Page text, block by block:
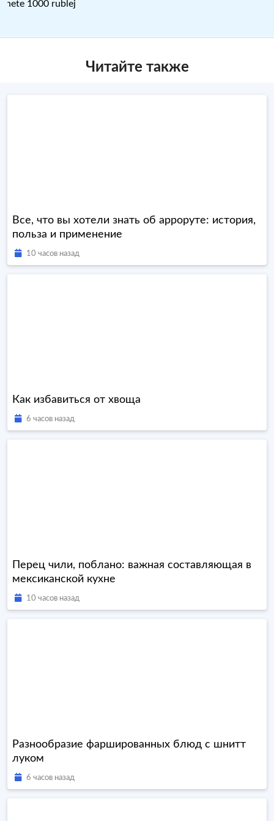
Читайте также
Все, что вы хотели знать об арроруте: история,
польза и применение
10 часов назад
Как избавиться от хвоща
6 часов назад
Перец чили, поблано: важная составляющая в
мексиканской кухне
10 часов назад
Разнообразие фаршированных блюд с шнитт
луком
6 часов назад